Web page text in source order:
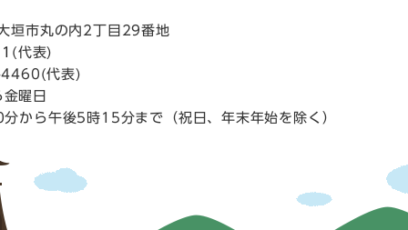
市丸の内2丁目29番地
(代表)
代表)
曜日
から午後5時15分まで（祝日、年末年始を除く）